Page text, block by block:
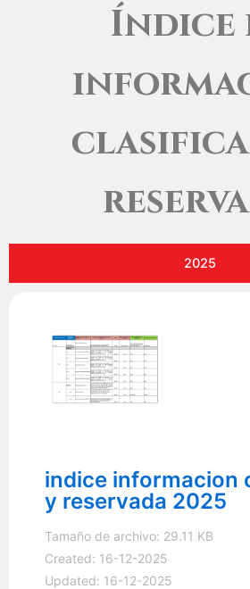
Índice
2025
indice informacion
y reservada 2025
Tamaño de archivo: 29.11 KB
Created: 16-12-2025
Updated: 16-12-2025